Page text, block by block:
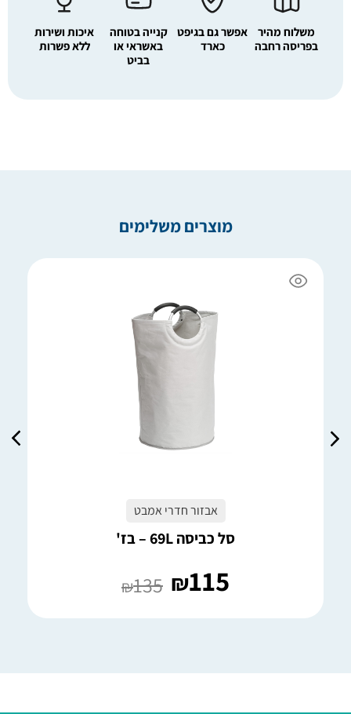
משלוח מהיר
בפריסה רחבה
אפשר גם בגיפט
כארד
קנייה בטוחה
באשראי או
בביט
איכות ושירות
ללא פשרות
מוצרים משלימים
אבזור חדרי אמבט
סל כביסה 69L – בז'
₪115
₪135